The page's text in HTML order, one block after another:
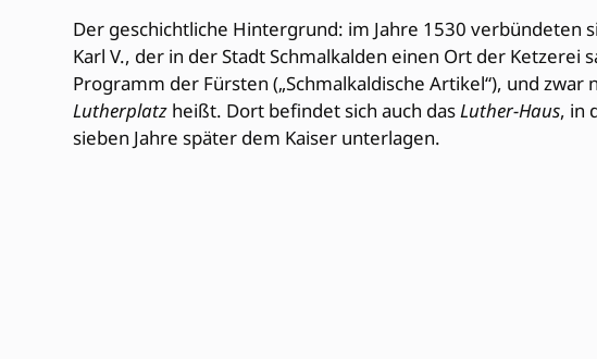
Der geschichtliche Hintergrund: im Jahre 1530 verbündeten
Karl V., der in der Stadt Schmalkalden einen Ort der
Programm der Fürsten („Schmalkaldische Artikel“), und
Lutherplatz heißt. Dort befindet sich auch das Luther-Haus, in
sieben Jahre später dem Kaiser unterlagen.